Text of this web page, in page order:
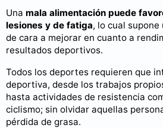
Una mala alimentación puede
lesiones y de fatiga, lo cual
de cara a mejorar en cuanto a
resultados deportivos.
Todos los deportes requieren que
deportiva, desde los trabajos
hasta actividades de resistencia
ciclismo; sin olvidar aquellas
pérdida de grasa.